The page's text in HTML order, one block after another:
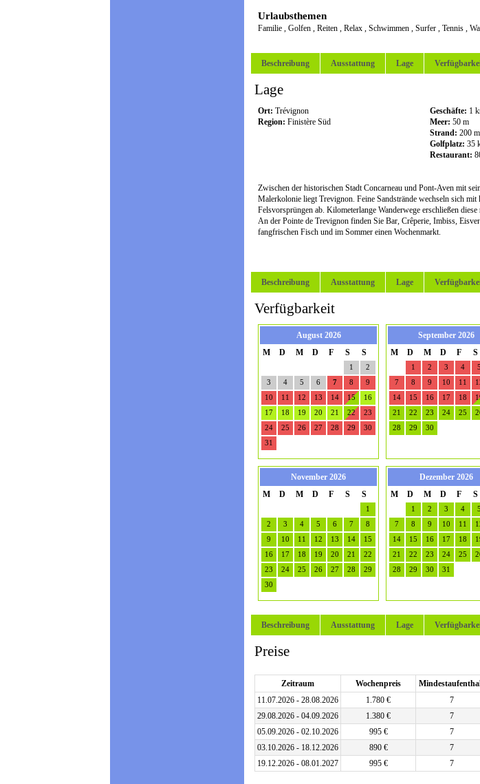
Urlaubsthemen
Familie , Golfen , Reiten , Relax , Schwimmen , Surfer , Tennis ,
Beschreibung Ausstattung Lage
Lage
Ort: Trévignon
Region: Finistère Süd
Geschäfte: 1
Meer: 50 m
Strand: 200 m
Golfplatz: 35
Restaurant:
Zwischen der historischen Stadt Concarneau und Pont-Aven mit
Malerkolonie liegt Trevignon. Feine Sandstrände wechseln sich mit
Felsvorsprüngen ab. Kilometerlange Wanderwege erschließen
An der Pointe de Trevignon finden Sie Bar, Crêperie, Imbiss,
fangfrischen Fisch und im Sommer einen Wochenmarkt.
Beschreibung Ausstattung Lage
Verfügbarkeit
August 2026
M
D M D F S S
1
2
3
4 5 6 7 8
9
10
11 12 13 14 15
16
17
18 19 20 21 22
23
24
25 26 27 28 29
30
31
September 2026
M
D M D F S
1 2 3 4 5
7
8 9 10 11
14
15 16 17 18
21
22 23 24 25
28
29 30
November 2026
M
D M D F S S
1
2
3 4 5 6 7
8
9
10 11 12 13 14
15
16
17 18 19 20 21
22
23
24 25 26 27 28
29
30
Dezember 2026
M
D M D F S
1 2 3 4 5
7
8 9 10 11
14
15 16 17 18
21
22 23 24 25
28
29 30 31
Beschreibung Ausstattung Lage
Preise
Zeitraum Wochenpreis
11.07.2026 - 28.08.2026
1.780 € 7
29.08.2026 - 04.09.2026
1.380 € 7
05.09.2026 - 02.10.2026
995 € 7
03.10.2026 - 18.12.2026
890 € 7
19.12.2026 - 08.01.2027
995 € 7